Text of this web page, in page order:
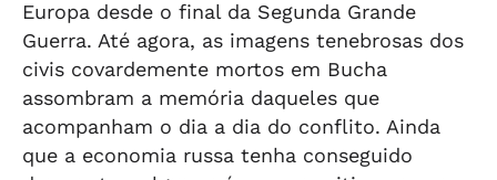
Europa desde o final da Segunda Grande
Guerra. Até agora, as imagens tenebrosas dos
civis covardemente mortos em Bucha
assombram a memória daqueles que
acompanham o dia a dia do conflito. Ainda
que a economia russa tenha conseguido